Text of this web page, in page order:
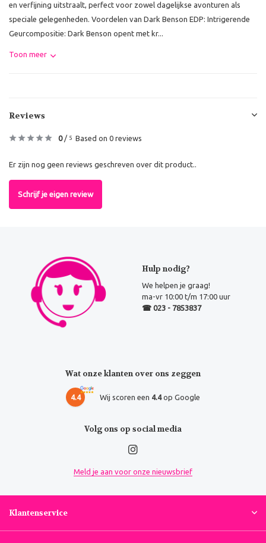
en verfijning uitstraalt, perfect voor zowel dagelijkse avonturen als
speciale gelegenheden. Voordelen van Dark Benson EDP: Intrigerende
Geurcompositie: Dark Benson opent met kr...
Toon meer
Reviews
0/ 5 Based on 0 reviews
Er zijn nog geen reviews geschreven over dit product..
Schrijf je eigen review
Hulp nodig?
We helpen je graag!
ma-vr 10:00 t/m 17:00 uur
☎ 023 - 7853837
Wat onze klanten over ons zeggen
4.4 Wij scoren een 4.4op Google
Volg ons op social media
Meld je aan voor onze nieuwsbrief
Klantenservice